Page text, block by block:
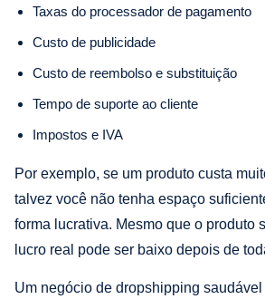
Taxas do processador de pagamento
Custo de publicidade
Custo de reembolso e substituição
Tempo de suporte ao cliente
Impostos e IVA
Por exemplo, se um produto custa
talvez você não tenha espaço
forma lucrativa. Mesmo que o produto
lucro real pode ser baixo depois de
Um negócio de dropshipping